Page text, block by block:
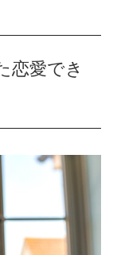
恋愛でき